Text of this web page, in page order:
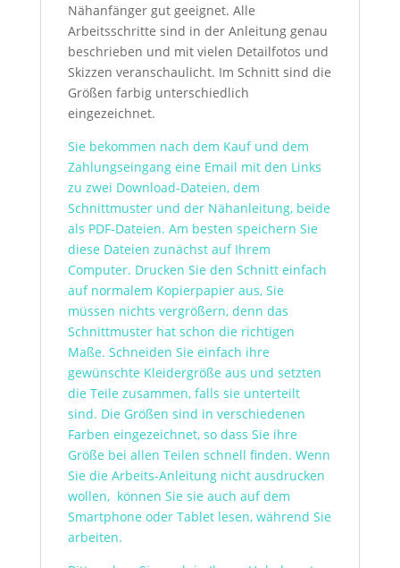
Nähanfänger gut geeignet. Alle
Arbeitsschritte sind in der Anleitung genau
beschrieben und mit vielen Detailfotos und
Skizzen veranschaulicht. Im Schnitt sind die
Größen farbig unterschiedlich
eingezeichnet.
Sie bekommen nach dem Kauf und dem
Zahlungseingang eine Email mit den Links
zu zwei Download-Dateien, dem
Schnittmuster und der Nähanleitung, beide
als PDF-Dateien. Am besten speichern Sie
diese Dateien zunächst auf Ihrem
Computer. Drucken Sie den Schnitt einfach
auf normalem Kopierpapier aus, Sie
müssen nichts vergrößern, denn das
Schnittmuster hat schon die richtigen
Maße. Schneiden Sie einfach ihre
gewünschte Kleidergröße aus und setzten
die Teile zusammen, falls sie unterteilt
sind. Die Größen sind in verschiedenen
Farben eingezeichnet, so dass Sie ihre
Größe bei allen Teilen schnell finden. Wenn
Sie die Arbeits-Anleitung nicht ausdrucken
wollen, können Sie sie auch auf dem
Smartphone oder Tablet lesen, während Sie
arbeiten.